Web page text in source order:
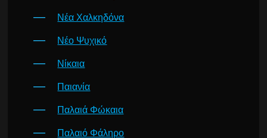
Νέα Χαλκηδόνα
Νέο Ψυχικό
Νίκαια
Παιανία
Παλαιά Φώκαια
Παλαιό Φάληρο